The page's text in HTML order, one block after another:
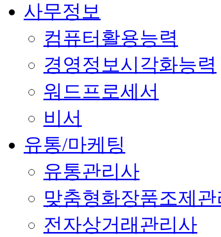
사무정보
컴퓨터활용능력
경영정보시각화능력
워드프로세서
비서
유통/마케팅
유통관리사
맞춤형화장품조제
전자상거래관리사